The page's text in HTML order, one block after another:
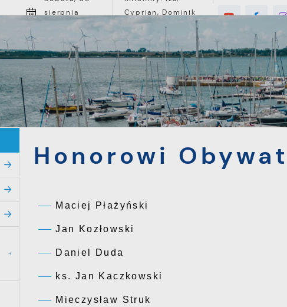
czcionki.sierpnia
Cyprian, Dominik
Pochmurno 15°C
O MIEŚCIE MIESZKANIEC
Strona główna O mieście Honorowi Obywatele
Honorowi
Maciej Płażyński
Jan Kozłowski
Daniel Duda
ks. Jan Kaczkowski
Mieczysław Struk